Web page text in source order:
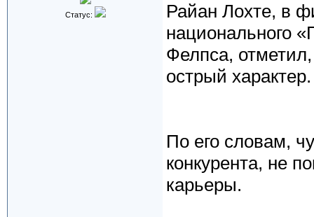
Статус:
Райан Лохте, в
национального
Фелпса,
острый характер.
По его словам,
конкурента, не
карьеры.